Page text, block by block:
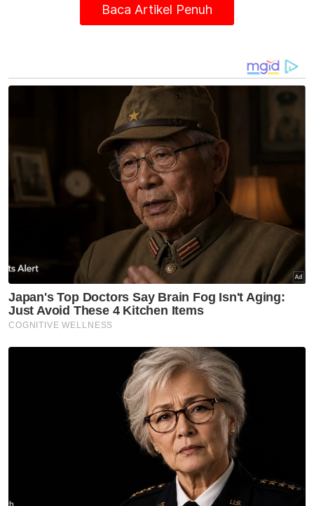
2026, jam 1.13 pagi di Jambatan Jalan Lebuh
Sungai Udang-Paya Rumput-Ayer Keroh
Pertuduhan dikemukakan mengikut Seksyen
509 Kanun Keseksaan yang
memperuntukkan hukuman penjara
sehingga lima tahun atau denda atau kedua-
duanya sekali, jika sabit kesalahan.
Timbalan Pendakwa Raya, Muhamad Ehsan
Nasarudin, menawarkan jaminan RM10,000
berserta syarat tambahan bahawa tertuduh
tidak dibenarkan mendekati mangsa dan
perlu melapor diri di balai polis berhampiran.
Peguam, Shahrul Amali Shafie, yang mewakili
tertuduh, dalam rayuannya memohon agar
jumlah jaminan dikurangkan kepada RM2,000
kerana jaminan bukan bertujuan
menghukum, sebaliknya bagi memastikan
tertuduh hadir ke mahkamah.
Artikel Berkaitan:
Penulis blog Sang Kelembai mengaku tidak bersalah
Pemandu van mengaku tidak bersalah lakukan
Tikam pelajar: Remaja 15 tahun mengaku tidak
Baca Artikel Penuh